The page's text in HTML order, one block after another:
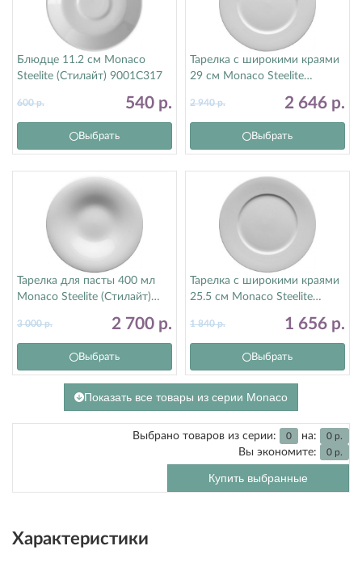
Блюдце 11.2 см Monaco
Steelite (Стилайт) 9001C317
540 р.
600р.
Выбрать
Тарелка с широкими краями
29 см Monaco Steelite
2 646 р.
2 940р.
Выбрать
Тарелка для пасты 400 мл
Monaco Steelite (Стилайт)
2 700 р.
3 000р.
Выбрать
Тарелка с широкими краями
25.5 см Monaco Steelite
1 656 р.
1 840р.
Выбрать
Показать все товары из серии Monaco
Выбрано товаров из серии: 0 на: 0 р.
Вы экономите: 0 р.
Купить выбранные
Характеристики